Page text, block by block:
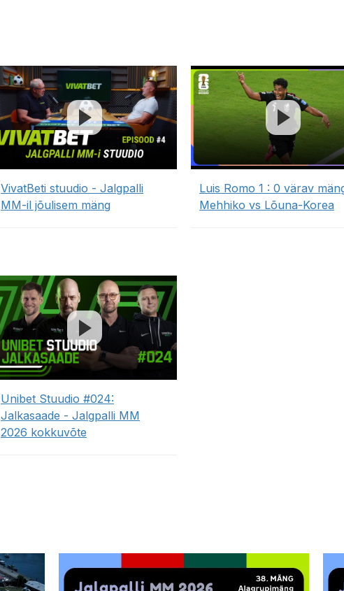
VivatBeti stuudio - Jalgpalli
MM-il jõulisem mäng
Luis Romo 1 : 0 värav
Mehhiko vs Lõuna-Korea
Unibet Stuudio #024:
Jalkasaade - Jalgpalli MM
2026 kokkuvõte